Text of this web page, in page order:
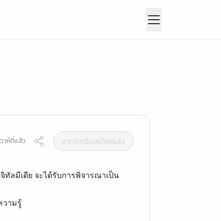
าห์ที่แล้ว งานปิดรับสมัครแล้ว
ลมีเดีย จะได้รับการพิจารณาเป็น
วามรู้